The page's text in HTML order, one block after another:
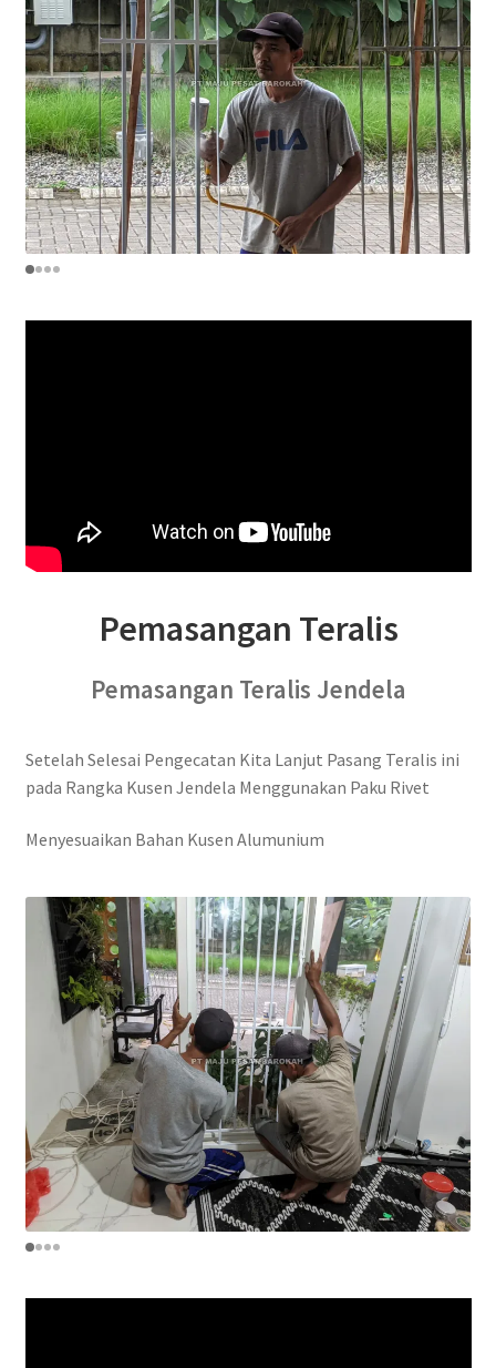
Pemasangan Teralis
Pemasangan Teralis Jendela
Setelah Selesai Pengecatan Kita Lanjut Pasang Teralis ini
pada Rangka Kusen Jendela Menggunakan Paku Rivet
Menyesuaikan Bahan Kusen Alumunium